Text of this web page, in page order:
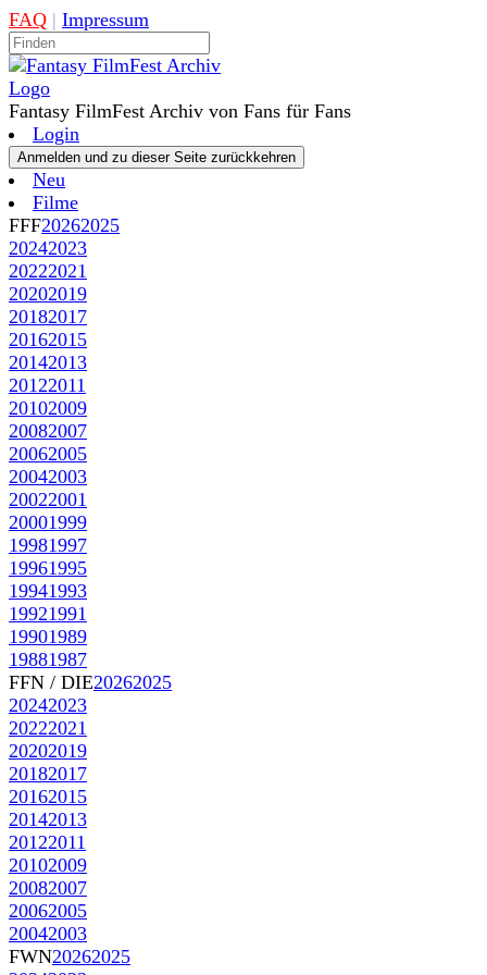
FAQ | Impressum
Fantasy FilmFest Archiv von Fans für Fans
Login
Neu
Filme
FFF20262025
20242023
20222021
20202019
20182017
20162015
20142013
20122011
20102009
20082007
20062005
20042003
20022001
20001999
19981997
19961995
19941993
19921991
19901989
19881987
FFN / DIE20262025
20242023
20222021
20202019
20182017
20162015
20142013
20122011
20102009
20082007
20062005
20042003
FWN20262025